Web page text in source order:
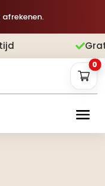
afrekenen.
Gratis verzending
0